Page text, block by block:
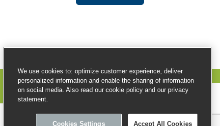
© Copyright AG Real Estate
We use cookies to: optimize customer experience, deliver
personalized information and enable the sharing of information
on social media. Also read our cookie policy and our privacy
statement.
Cookies Settings Accept All Cookies